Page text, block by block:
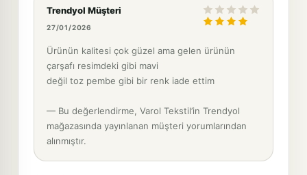
Trendyol Müşteri
27/01/2026
Ürünün kalitesi çok güzel ama gelen ürünün
çarşafı resimdeki gibi mavi
değil toz pembe gibi bir renk iade ettim
— Bu değerlendirme, Varol Tekstil’in Trendyol
mağazasında yayınlanan müşteri yorumlarından
alınmıştır.